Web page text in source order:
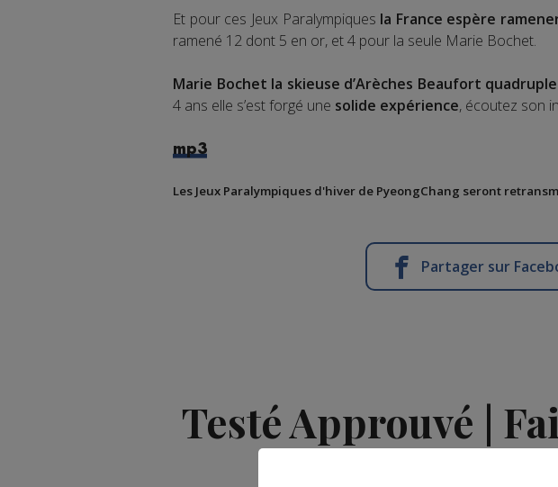
Et pour ces Jeux Paralympiques la France espère
ramené 12 dont 5 en or, et 4 pour la seule Marie Bochet.
Marie Bochet la skieuse d’Arèches Beaufort
4 ans elle s’est forgé une solide expérience, écoutez son
mp3
Les Jeux Paralympiques d'hiver de PyeongChang seront
Partager sur
Testé Approuvé |
en vélo